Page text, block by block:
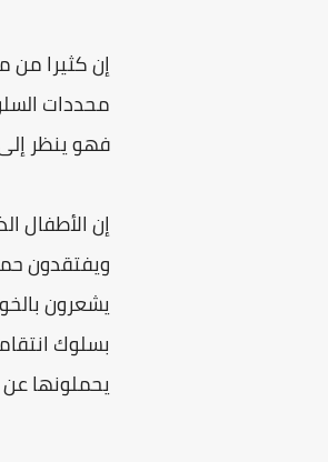
إن كثيرا من
محددات
فهو ينظر
إن الأطفال
ويفتقدون
يشعرون
بسلوك
يحملونها